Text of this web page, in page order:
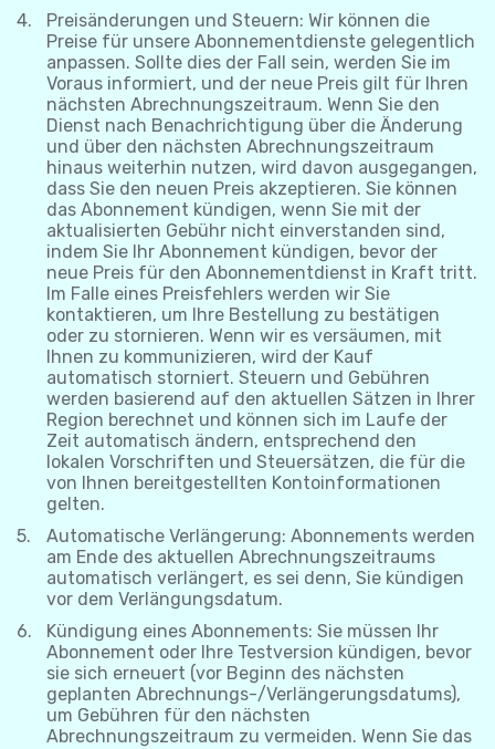
Preisänderungen und Steuern: Wir können die
Preise für unsere Abonnementdienste gelegentlich
anpassen. Sollte dies der Fall sein, werden Sie im
Voraus informiert, und der neue Preis gilt für Ihren
nächsten Abrechnungszeitraum. Wenn Sie den
Dienst nach Benachrichtigung über die Änderung
und über den nächsten Abrechnungszeitraum
hinaus weiterhin nutzen, wird davon ausgegangen,
dass Sie den neuen Preis akzeptieren. Sie können
das Abonnement kündigen, wenn Sie mit der
aktualisierten Gebühr nicht einverstanden sind,
indem Sie Ihr Abonnement kündigen, bevor der
neue Preis für den Abonnementdienst in Kraft tritt.
Im Falle eines Preisfehlers werden wir Sie
kontaktieren, um Ihre Bestellung zu bestätigen
oder zu stornieren. Wenn wir es versäumen, mit
Ihnen zu kommunizieren, wird der Kauf
automatisch storniert. Steuern und Gebühren
werden basierend auf den aktuellen Sätzen in Ihrer
Region berechnet und können sich im Laufe der
Zeit automatisch ändern, entsprechend den
lokalen Vorschriften und Steuersätzen, die für die
von Ihnen bereitgestellten Kontoinformationen
gelten.
Automatische Verlängerung: Abonnements werden
am Ende des aktuellen Abrechnungszeitraums
automatisch verlängert, es sei denn, Sie kündigen
vor dem Verlängungsdatum.
Kündigung eines Abonnements: Sie müssen Ihr
Abonnement oder Ihre Testversion kündigen, bevor
sie sich erneuert (vor Beginn des nächsten
geplanten Abrechnungs-/Verlängerungsdatums),
um Gebühren für den nächsten
Abrechnungszeitraum zu vermeiden. Wenn Sie das